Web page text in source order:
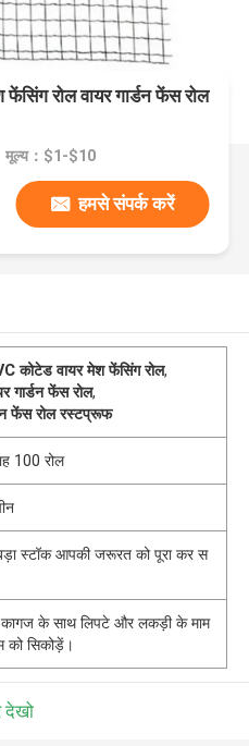
रोल वायर गार्डन फेंस रोल
मूल्य：$1-$10
हमसे संपर्क करें
कोटेड वायर मेश फेंसिंग रोल,
गार्डन फेंस रोल,
फेंस रोल रस्टप्रूफ
100 रोल
स्टॉक आपकी जरूरत को पूरा कर स
के साथ लिपटे और लकड़ी के माम
को सिकोड़ें।